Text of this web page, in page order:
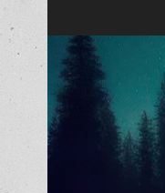
Inhalt
springen